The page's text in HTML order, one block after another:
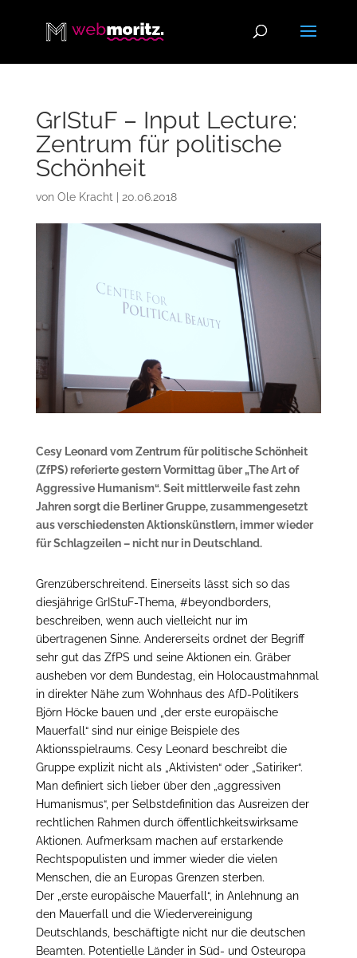
GrIStuF – Input Lecture:
Zentrum für politische
Schönheit
von Ole Kracht 20.06.2018
Cesy Leonard vom Zentrum für politische Schönheit
(ZfPS) referierte gestern Vormittag über „The Art of
Aggressive Humanism“. Seit mittlerweile fast zehn
Jahren sorgt die Berliner Gruppe, zusammengesetzt
aus verschiedensten Aktionskünstlern, immer wieder
für Schlagzeilen – nicht nur in Deutschland.
Grenzüberschreitend. Einerseits lässt sich so das
diesjährige GrIStuF-Thema, #beyondborders,
beschreiben, wenn auch vielleicht nur im
übertragenen Sinne. Andererseits ordnet der Begriff
sehr gut das ZfPS und seine Aktionen ein. Gräber
ausheben vor dem Bundestag, ein Holocaustmahnmal
in direkter Nähe zum Wohnhaus des AfD-Politikers
Björn Höcke bauen und „der erste europäische
Mauerfall“ sind nur einige Beispiele des
Aktionsspielraums. Cesy Leonard beschreibt die
Gruppe explizit nicht als „Aktivisten“ oder „Satiriker“.
Man definiert sich lieber über den „aggressiven
Humanismus“, per Selbstdefinition das Ausreizen der
rechtlichen Rahmen durch öffentlichkeitswirksame
Aktionen. Aufmerksam machen auf erstarkende
Rechtspopulisten und immer wieder die vielen
Menschen, die an Europas Grenzen sterben.
Der „erste europäische Mauerfall“, in Anlehnung an
den Mauerfall und die Wiedervereinigung
Deutschlands, beschäftigte nicht nur die deutschen
Beamten. Potentielle Länder in Süd- und Osteuropa